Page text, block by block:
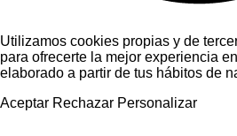
Utilizamos cookies propias y de
para ofrecerte la mejor experiencia
elaborado a partir de tus hábitos de
Aceptar Rechazar Personalizar